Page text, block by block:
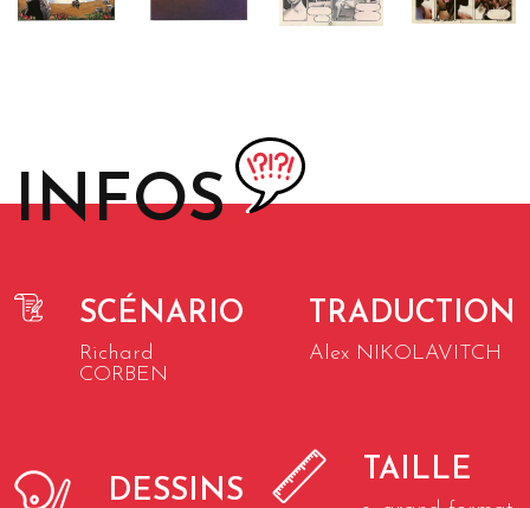
INFOS
SCÉNARIO
Richard
CORBEN
DESSINS
TRADUCTION
Alex NIKOLAVITCH
TAILLE